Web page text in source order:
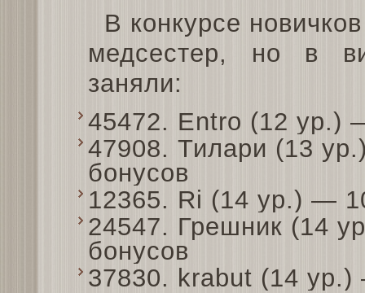
В конкурсе
медсестер, но в
заняли:
45472. Entro (12
47908. Тилари (13
бонусов
12365. Ri (14 ур.) —
24547. Грешник (14
бонусов
37830. krabut (14